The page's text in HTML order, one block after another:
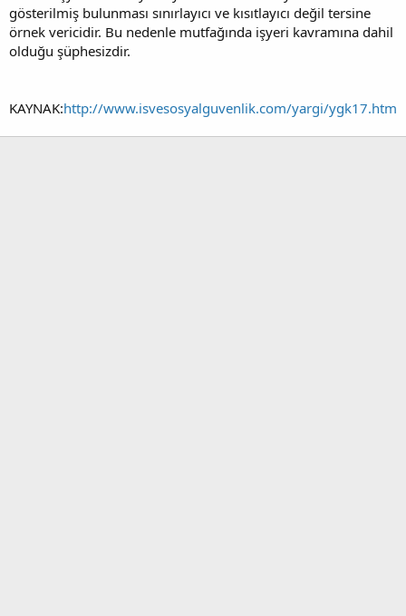
gösterilmiş bulunması sınırlayıcı ve kısıtlayıcı değil tersine
örnek vericidir. Bu nedenle mutfağında işyeri kavramına dahil
olduğu şüphesizdir.
KAYNAK:http://www.isvesosyalguvenlik.com/yargi/ygk17.htm